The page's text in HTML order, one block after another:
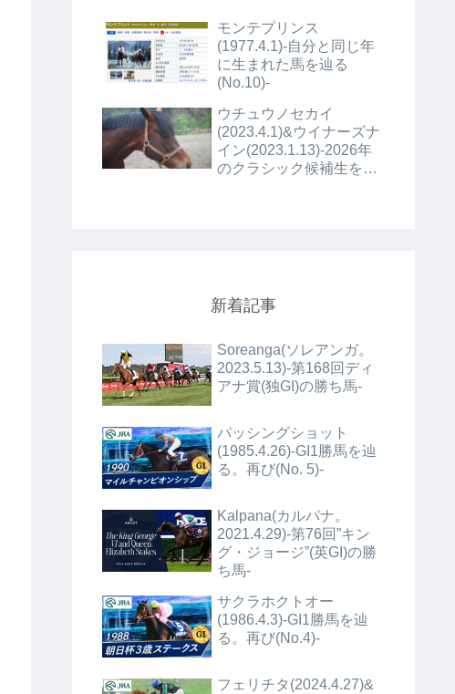
モンテプリンス
(1977.4.1)-自分と同じ年
に生まれた馬を辿る
(No.10)-
ウチュウノセカイ
(2023.4.1)&ウイナーズナ
イン(2023.1.13)-2026年
のクラシック候補生を確
新着記事
Soreanga(ソレアンガ。
2023.5.13)-第168回ディ
アナ賞(独GI)の勝ち馬-
パッシングショット
(1985.4.26)-GI1勝馬を辿
る。再び(No. 5)-
Kalpana(カルパナ。
2021.4.29)-第76回”キン
グ・ジョージ”(英GI)の勝
ち馬-
サクラホクトオー
(1986.4.3)-GI1勝馬を辿
る。再び(No.4)-
フェリチタ(2024.4.27)&